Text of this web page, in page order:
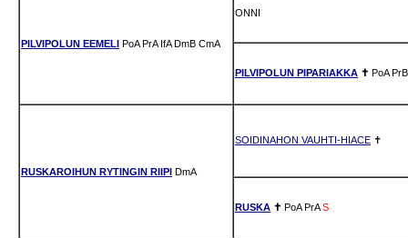
PILVIPOLUN EEMELI PoA PrA IfA DmB CmA
ONNI
PILVIPOLUN PIPARIAKKA ✝ PoA PrB
RUSKAROIHUN RYTINGIN RIIPI DmA
SOIDINAHON VAUHTI-HIACE ✝
RUSKA ✝ PoA PrA S